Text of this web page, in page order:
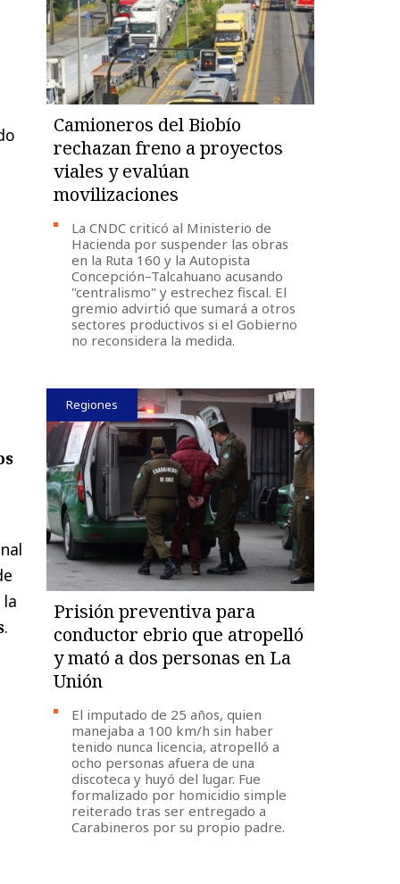
.
Camioneros del Biobío
rechazan freno a proyectos
viales y evalúan
movilizaciones
La CNDC criticó al Ministerio de
Hacienda por suspender las obras
en la Ruta 160 y la Autopista
Concepción–Talcahuano acusando
"centralismo" y estrechez fiscal. El
gremio advirtió que sumará a otros
sectores productivos si el Gobierno
no reconsidera la medida.
Regiones
Prisión preventiva para
conductor ebrio que atropelló
y mató a dos personas en La
Unión
El imputado de 25 años, quien
manejaba a 100 km/h sin haber
tenido nunca licencia, atropelló a
ocho personas afuera de una
discoteca y huyó del lugar. Fue
formalizado por homicidio simple
reiterado tras ser entregado a
Carabineros por su propio padre.